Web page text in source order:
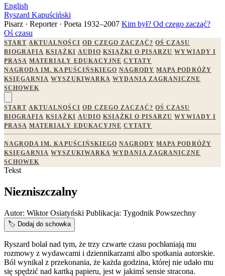
English
Ryszard Kapuściński
Pisarz · Reporter · Poeta 1932–2007 Kim był? Od czego zacząć?
Oś czasu
START AKTUALNOŚCI OD CZEGO ZACZĄĆ? OŚ CZASU
BIOGRAFIA KSIĄŻKI AUDIO KSIĄŻKI O PISARZU WYWIADY I
PRASA MATERIAŁY EDUKACYJNE CYTATY
NAGRODA IM. KAPUŚCIŃSKIEGO NAGRODY MAPA PODRÓŻY
KSIĘGARNIA WYSZUKIWARKA WYDANIA ZAGRANICZNE
SCHOWEK
START AKTUALNOŚCI OD CZEGO ZACZĄĆ? OŚ CZASU
BIOGRAFIA KSIĄŻKI AUDIO KSIĄŻKI O PISARZU WYWIADY I
PRASA MATERIAŁY EDUKACYJNE CYTATY
NAGRODA IM. KAPUŚCIŃSKIEGO NAGRODY MAPA PODRÓŻY
KSIĘGARNIA WYSZUKIWARKA WYDANIA ZAGRANICZNE
SCHOWEK
Tekst
Niezniszczalny
Autor: Wiktor Osiatyński Publikacja: Tygodnik Powszechny
🏷️ Dodaj do schowka
Ryszard bolał nad tym, że trzy czwarte czasu pochłaniają mu
rozmowy z wydawcami i dziennikarzami albo spotkania autorskie.
Ból wynikał z przekonania, że każda godzina, której nie udało mu
się spędzić nad kartką papieru, jest w jakimś sensie stracona.